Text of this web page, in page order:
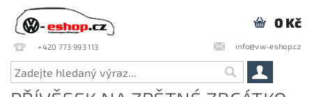
+420 773 993 113 info@vw-eshop.cz
0 Kč